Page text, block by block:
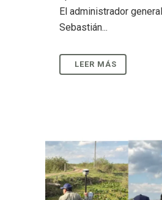
El administrador
Sebastián...